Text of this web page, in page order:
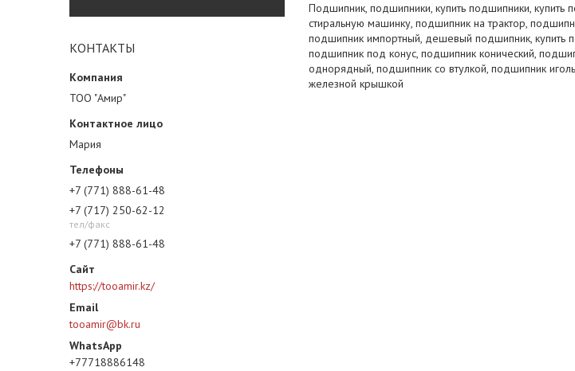
КОНТАКТЫ
ТОО "Амир"
Мария
+7 (771) 888-61-48
+7 (717) 250-62-12
тел/факс
+7 (771) 888-61-48
https://tooamir.kz/
tooamir@bk.ru
+77718886148
Подшипник, подшипники, купить подшипники,
стиральную машинку, подшипник на трактор,
подшипник импортный, дешевый подшипник,
подшипник под конус, подшипник конический,
однорядный, подшипник со втулкой, подшипник
железной крышкой